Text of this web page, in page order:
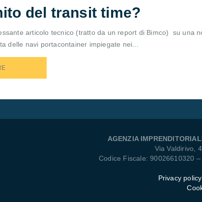
del transit time?
articolo tecnico (tratto da un report di Bimco) su una
delle navi portacontainer impiegate nei...
AGENZIA
Via Valdirivo,
Codice Fiscale: 90026610320
Privacy policy